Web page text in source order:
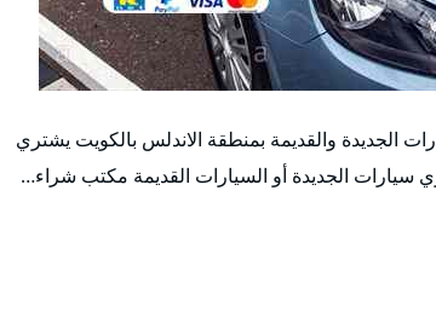
الجديدة والقديمة بمنطقة الاندلس بالكويت يشتري
الجديدة أو السيارات القديمة مكتب شراء…